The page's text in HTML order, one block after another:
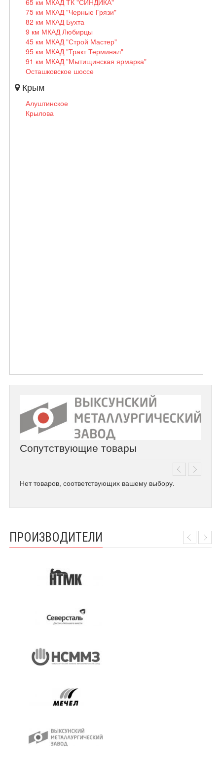
65 км МКАД ТК "СИНДИКА"
75 км МКАД "Черные Грязи"
82 км МКАД Бухта
9 км МКАД Любирцы
45 км МКАД "Строй Мастер"
95 км МКАД "Тракт Терминал"
91 км МКАД "Мытищинская ярмарка"
Осташковское шоссе
Крым
Алуштинское
Крылова
Сопутствующие товары
Нет товаров, соответствующих вашему выбору.
ПРОИЗВОДИТЕЛИ